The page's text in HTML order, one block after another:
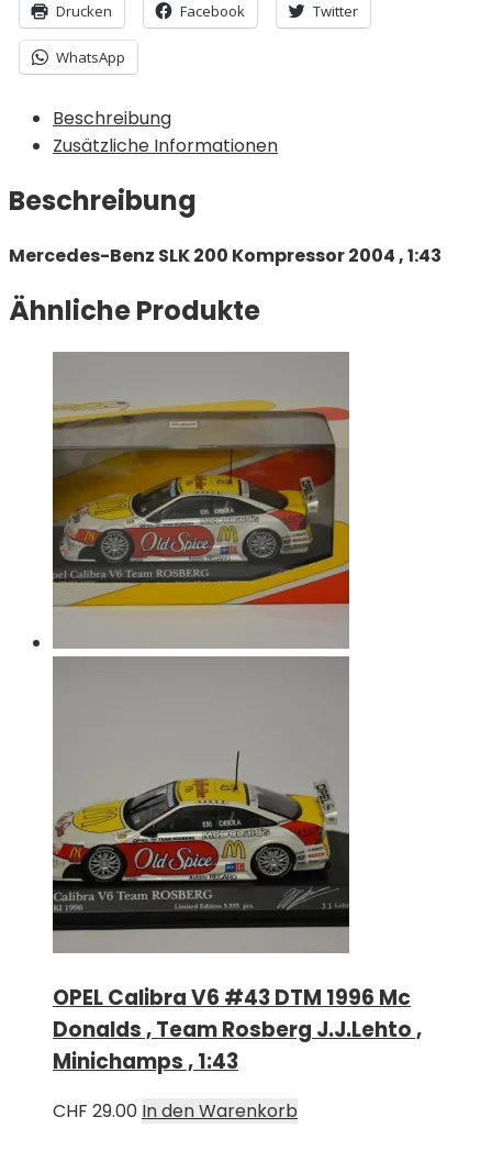
Drucken Facebook Twitter
WhatsApp
Beschreibung
Zusätzliche Informationen
Beschreibung
Mercedes-Benz SLK 200 Kompressor 2004 , 1:43
Ähnliche Produkte
OPEL Calibra V6 #43 DTM 1996 Mc
Donalds , Team Rosberg J.J.Lehto ,
Minichamps , 1:43
CHF 29.00 In den Warenkorb